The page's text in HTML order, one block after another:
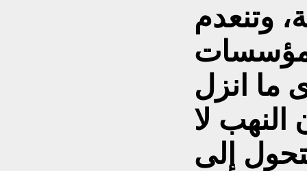
وتنعدم
ما انزل
لا
إلى